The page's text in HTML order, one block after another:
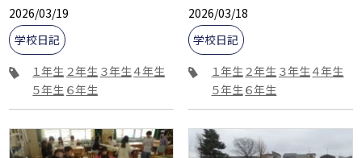
2026/03/19
学校日記
１年生 ２年生 ３年生４年生
５年生 ６年生
2026/03/18
学校日記
１年生２年生 ３年生４年生
５年生６年生